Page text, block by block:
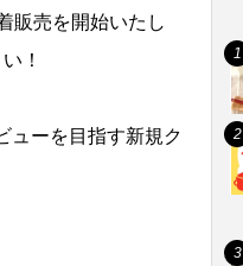
販売を開始いたし
！
ューを目指す新規ク